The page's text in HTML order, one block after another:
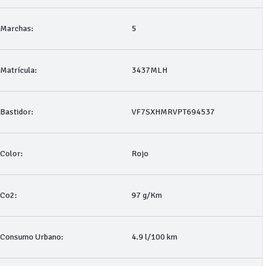
Marchas: 5
Matrícula: 3437MLH
Bastidor: VF7SXHMRVPT694537
Color: Rojo
Co2: 97 g/Km
Consumo Urbano: 4.9 l/100 km